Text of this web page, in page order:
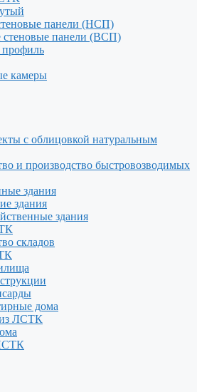
панели (НСП)
стеновые панели (ВСП)
камеры
с облицовкой натуральным
и производство быстровозводимых
здания
здания
здания
складов
дома
ЛСТК